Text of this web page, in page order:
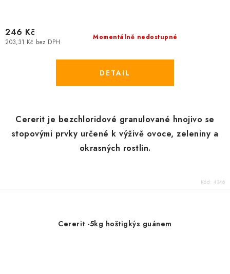
Momentálně nedostupné
203,31 Kč bez DPH
246 Kč
Cererit je bezchloridové granulované hnojivo se
stopovými prvky určené k výživě ovoce, zeleniny a
okrasných rostlin.
Kód: 4346
Cererit -5kg hoštigkýs guánem